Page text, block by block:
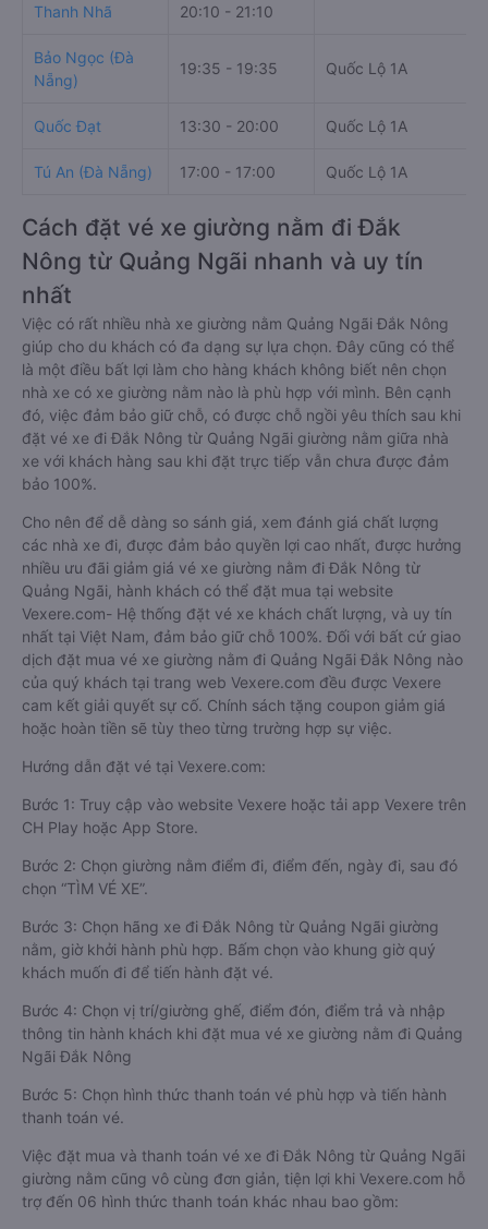
Thanh Nhã 20:10 - 21:10
Bảo Ngọc (Đà
Nẵng)
19:35 - 19:35 Quốc Lộ 1A
Quốc Đạt 13:30 - 20:00 Quốc Lộ 1A
Tú An (Đà Nẵng) 17:00 - 17:00 Quốc Lộ 1A
Cách đặt vé xe giường nằm đi Đắk
Nông từ Quảng Ngãi nhanh và uy tín
nhất
Việc có rất nhiều nhà xe giường nằm Quảng Ngãi Đắk Nông
giúp cho du khách có đa dạng sự lựa chọn. Đây cũng có thể
là một điều bất lợi làm cho hàng khách không biết nên chọn
nhà xe có xe giường nằm nào là phù hợp với mình. Bên cạnh
đó, việc đảm bảo giữ chỗ, có được chỗ ngồi yêu thích sau khi
đặt vé xe đi Đắk Nông từ Quảng Ngãi giường nằm giữa nhà
xe với khách hàng sau khi đặt trực tiếp vẫn chưa được đảm
bảo 100%.
Cho nên để dễ dàng so sánh giá, xem đánh giá chất lượng
các nhà xe đi, được đảm bảo quyền lợi cao nhất, được hưởng
nhiều ưu đãi giảm giá vé xe giường nằm đi Đắk Nông từ
Quảng Ngãi, hành khách có thể đặt mua tại website
Vexere.com- Hệ thống đặt vé xe khách chất lượng, và uy tín
nhất tại Việt Nam, đảm bảo giữ chỗ 100%. Đối với bất cứ giao
dịch đặt mua vé xe giường nằm đi Quảng Ngãi Đắk Nông nào
của quý khách tại trang web Vexere.com đều được Vexere
cam kết giải quyết sự cố. Chính sách tặng coupon giảm giá
hoặc hoàn tiền sẽ tùy theo từng trường hợp sự việc.
Hướng dẫn đặt vé tại Vexere.com:
Bước 1: Truy cập vào website Vexere hoặc tải app Vexere trên
CH Play hoặc App Store.
Bước 2: Chọn giường nằm điểm đi, điểm đến, ngày đi, sau đó
chọn “TÌM VÉ XE”.
Bước 3: Chọn hãng xe đi Đắk Nông từ Quảng Ngãi giường
nằm, giờ khởi hành phù hợp. Bấm chọn vào khung giờ quý
khách muốn đi để tiến hành đặt vé.
Bước 4: Chọn vị trí/giường ghế, điểm đón, điểm trả và nhập
thông tin hành khách khi đặt mua vé xe giường nằm đi Quảng
Ngãi Đắk Nông
Bước 5: Chọn hình thức thanh toán vé phù hợp và tiến hành
thanh toán vé.
Việc đặt mua và thanh toán vé xe đi Đắk Nông từ Quảng Ngãi
giường nằm cũng vô cùng đơn giản, tiện lợi khi Vexere.com hỗ
trợ đến 06 hình thức thanh toán khác nhau bao gồm: